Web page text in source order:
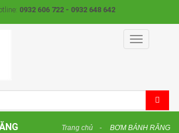
0932 606 722 - 0932 648 642
Toggle
navigation
Trang chủ BƠM BÁNH RĂNG